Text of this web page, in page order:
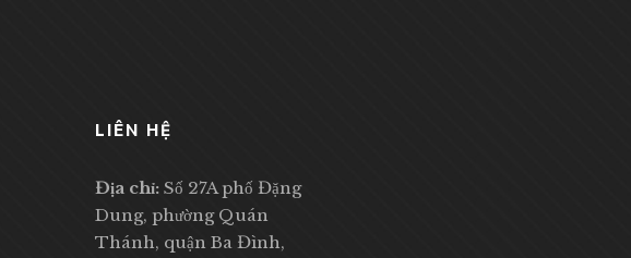
LIÊN HỆ
Địa chỉ: Số 27A phố Đặng
Dung, phường Quán
Thánh, quận Ba Đình,